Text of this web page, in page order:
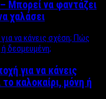
Μπορεί να φαντάζει
χαλάσει
για να κάνεις
καλοκαίρι, μόνη ή